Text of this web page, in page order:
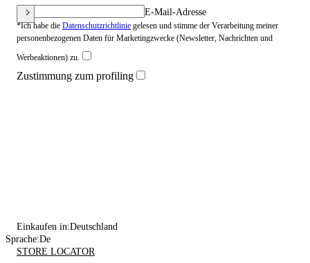
E-Mail-Adresse
*Ich habe die Datenschutzrichtlinie gelesen und stimme der Verarbeitung meiner
personenbezogenen Daten für Marketingzwecke (Newsletter, Nachrichten und
Werbeaktionen) zu.
Zustimmung zum profiling
Einkaufen in:Deutschland
Sprache:De
STORE LOCATOR